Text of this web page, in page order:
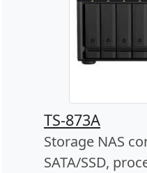
TS-873A
Storage NAS
SATA/SSD,